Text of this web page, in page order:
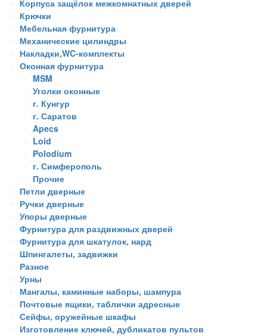
Корпуса защёлок межкомнатных дверей
Крючки
Мебельная фурнитура
Механические цилиндры
Накладки,WC-комплекты
Оконная фурнитура
MSM
Уголки оконные
г. Кунгур
г. Саратов
Apecs
Loid
Polodium
г. Симферополь
Прочие
Петли дверные
Ручки дверные
Упоры дверные
Фурнитура для раздвижных дверей
Фурнитура для шкатулок, нард
Шпингалеты, задвижки
Разное
Урны
Мангалы, каминные наборы, шампура
Почтовые ящики, таблички адресные
Сейфы, оружейные шкафы
Изготовление ключей, дубликатов пультов